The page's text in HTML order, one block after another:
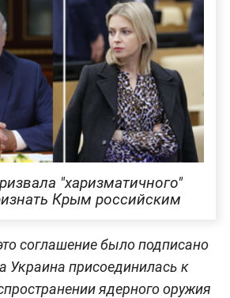
"харизматичного"
Крым российским
соглашение было подписано
Украина присоединилась к
ядерного оружия